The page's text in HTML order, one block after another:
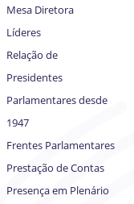
Mesa Diretora
Líderes
Relação de
Presidentes
Parlamentares desde
1947
Frentes Parlamentares
Prestação de Contas
Presença em Plenário